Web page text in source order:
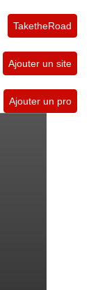
TaketheRoad
Ajouter un site
Ajouter un pro